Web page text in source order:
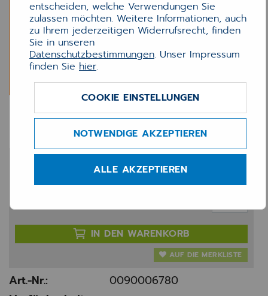
INNO e-Privatrezept
375,00 €
IN DEN WARENKORB
AUF DIE MERKLISTE
Art.-Nr.:
0090006780
entscheiden, welche Verwendungen Sie
zulassen möchten. Weitere Informationen, auch
zu Ihrem jederzeitigen Widerrufsrecht, finden
Sie in unseren
Datenschutzbestimmungen. Unser Impressum
finden Sie hier.
COOKIE EINSTELLUNGEN
NOTWENDIGE AKZEPTIEREN
ALLE AKZEPTIEREN